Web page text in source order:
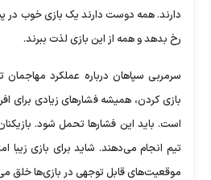
دارند. همه دوست دارند یک بازی خوب در
رخ بدهد و همه از این بازی لذت ببرند.
سرمربی سپاهان درباره عملکرد
بازی کردن، همیشه فشار‌های زیادی برای
است. باید این فشار‌ها تحمل شود.
تیم انجام می‌دهند. شاید برای بازی زیبا
موقعیت‌های قابل توجهی در بازی‌ها خلق